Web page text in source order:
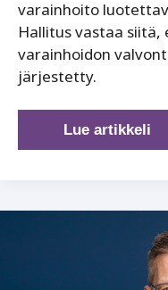
varainhoito
Hallitus vastaa
varainhoidon
järjestetty.
Miksi
yhtiöni
Lue artikkeli